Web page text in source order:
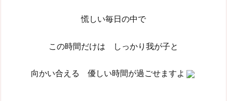
慌しい毎日の中で
この時間だけは しっかり我が子と
向かい合える 優しい時間が過ごせますよ